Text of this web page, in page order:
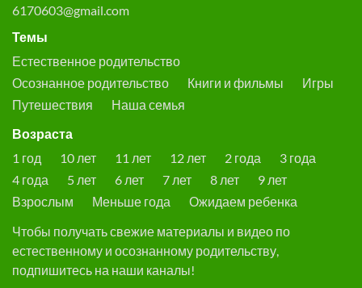
6170603@gmail.com
Темы
Естественное родительство
Осознанное родительство
Книги и фильмы
Игры
Путешествия
Наша семья
Возраста
1 год
10 лет 11 лет 12 лет 2 года
3 года
4 года
5 лет 6 лет 7 лет 8 лет
9 лет
Взрослым
Меньше года
Ожидаем ребенка
Чтобы получать свежие материалы и видео по
естественному и осознанному родительству,
подпишитесь на наши каналы!